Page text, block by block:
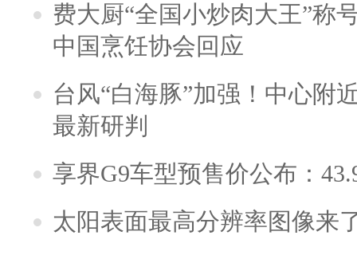
费大厨“全国小炒肉大王”称
中国烹饪协会回应
台风“白海豚”加强！中心附
最新研判
享界G9车型预售价公布：
太阳表面最高分辨率图像来